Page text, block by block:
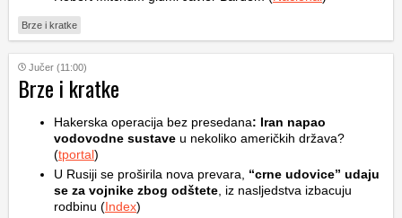
Brze i kratke
Jučer (11:00)
Brze i kratke
Hakerska operacija bez presedana: Iran napao
vodovodne sustave u nekoliko američkih država?
(tportal)
U Rusiji se proširila nova prevara, “crne udovice” udaju
se za vojnike zbog odštete , iz nasljedstva izbacuju
rodbinu (Index)